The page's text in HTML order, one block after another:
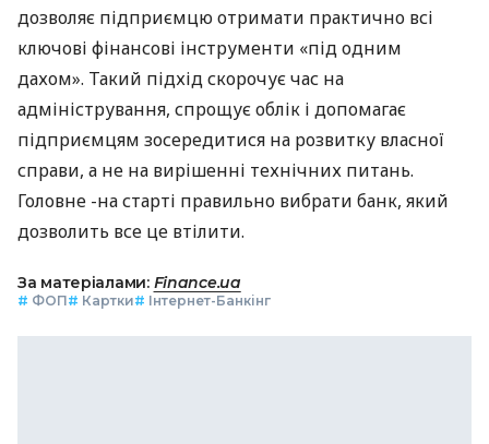
дозволяє підприємцю отримати практично всі
ключові фінансові інструменти «під одним
дахом». Такий підхід скорочує час на
адміністрування, спрощує облік і допомагає
підприємцям зосередитися на розвитку власної
справи, а не на вирішенні технічних питань.
Головне -на старті правильно вибрати банк, який
дозволить все це втілити.
За матеріалами: Finance.ua
# ФОП# Картки# Інтернет-Банкінг